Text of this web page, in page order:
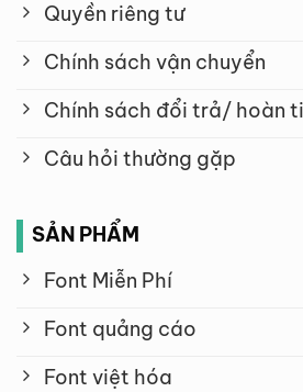
Quyền riêng tư
Chính sách vận chuyển
Chính sách đổi trả/ hoàn
Câu hỏi thường gặp
SẢN PHẨM
Font Miễn Phí
Font quảng cáo
Font việt hóa